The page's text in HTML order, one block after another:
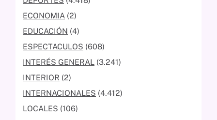
ECONOMIA (2)
EDUCACIÓN (4)
ESPECTACULOS (608)
INTERÉS GENERAL (3.241)
INTERIOR (2)
INTERNACIONALES (4.412)
LOCALES (106)